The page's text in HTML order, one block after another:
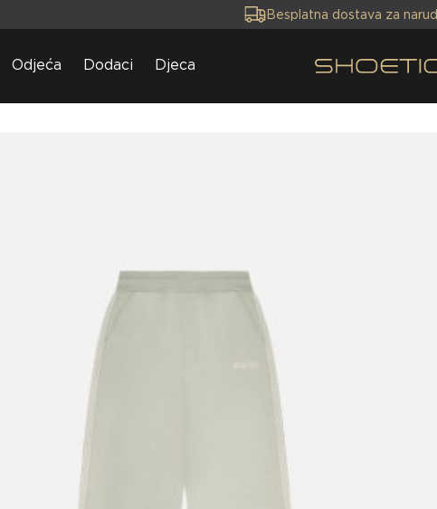
Besplatna dostava za
Odjeća Dodaci Djeca